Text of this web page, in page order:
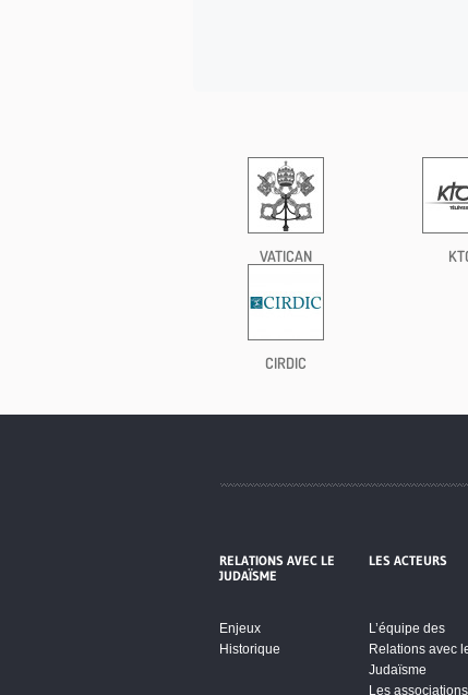
VATICAN
CIRDIC
RELATIONS AVEC LE
JUDAÏSME
Enjeux
Historique
LES ACTEURS
L’équipe des
Relations avec
Judaïsme
Les associations